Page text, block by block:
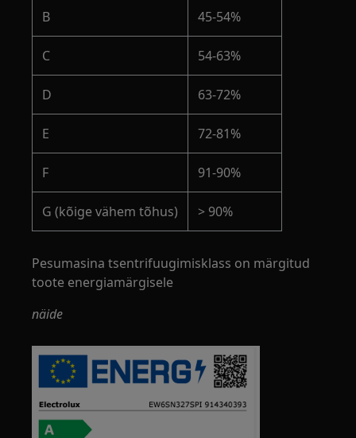
B 45-54%
C 54-63%
D 63-72%
E 72-81%
F 91-90%
G (kõige vähem tõhus) > 90%
Pesumasina tsentrifuugimisklass on märgitud
toote energiamärgisele
näide